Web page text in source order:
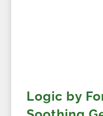
Logic by